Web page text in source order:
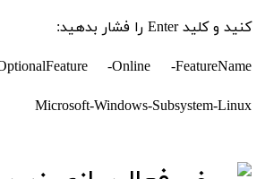
کنید و کلید Enter را فشار بدهید:
-Online -FeatureName
Microsoft-Windows-Subsystem-Linux